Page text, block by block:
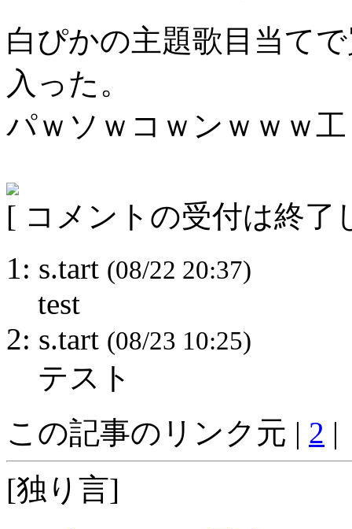
白ぴかの主題歌目当て
入った。
パｗソｗコｗンｗｗｗ
[ コメントの受付は終了
1: s.tart (08/22 20:37)
test
2: s.tart (08/23 10:25)
テスト
この記事のリンク元 | 2 |
[独り言]